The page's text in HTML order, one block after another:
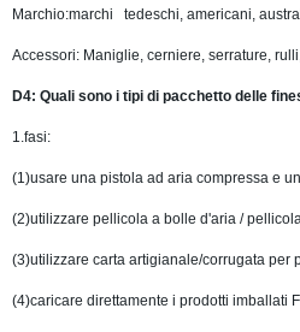
Marchio:marchi tedeschi, americani,
Accessori: Maniglie, cerniere, serrature,
D4: Quali sono i tipi di pacchetto delle
1.fasi:
(1)usare una pistola ad aria compressa e
(2)utilizzare pellicola a bolle d'aria /
(3)utilizzare carta artigianale/corrugata per
(4)caricare direttamente i prodotti imballati